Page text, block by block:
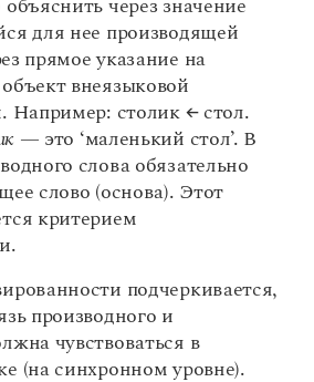
лексика и лексика
употребления
лексика
лексика
по значению
неодушевленные имена
признак
признак
разбор существительного
по значению
как единица
предложений по
и интонации
Грамматическая основа.
предложений по количеству
основ
Главные члены
сказуемого с
сказуемое
предложение, выражение
в нем
неопределенно-личные
через значение
для нее производящей
прямое указание на
внеязыковой
Например: столик ← стол.
— это ‘маленький стол’. В
слова обязательно
слово (основа). Этот
критерием
подчеркивается,
производного и
чувствоваться в
(на синхронном уровне).